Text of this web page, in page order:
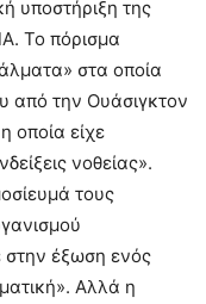
υποστήριξη της
Το πόρισμα
στα οποία
από την Ουάσιγκτον
οποία είχε
νοθείας».
τους
έξωση ενός
Αλλά η